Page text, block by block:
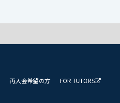
再入会希望の方 FOR TUTORS